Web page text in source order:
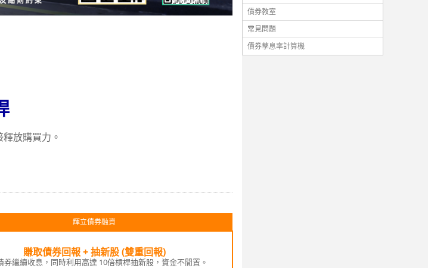
放購買力。
輝立債券融資
賺取債券回報 + 抽新股 (雙重回報)
券繼續收息，同時利用高達 10倍槓桿抽新股，資金不閒置。
債券教室
常見問題
債券孳息率計算機